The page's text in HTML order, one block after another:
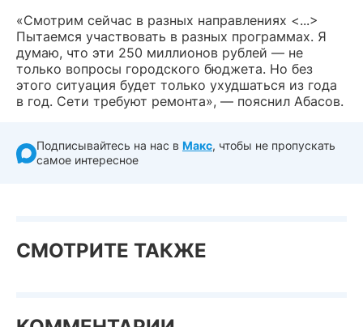
«Смотрим сейчас в разных направлениях <...>
Пытаемся участвовать в разных программах. Я
думаю, что эти 250 миллионов рублей — не
только вопросы городского бюджета. Но без
этого ситуация будет только ухудшаться из года
в год. Сети требуют ремонта», — пояснил Абасов.
Подписывайтесь на нас в Макс, чтобы не пропускать
самое интересное
СМОТРИТЕ ТАКЖЕ